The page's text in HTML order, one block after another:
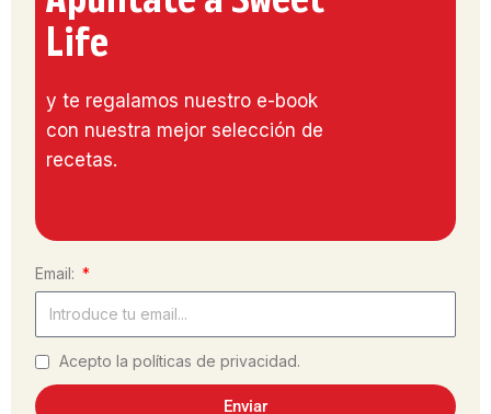
Life
y te regalamos nuestro e-book
con nuestra mejor selección de
recetas.
Email:
Acepto la políticas de privacidad.
Enviar